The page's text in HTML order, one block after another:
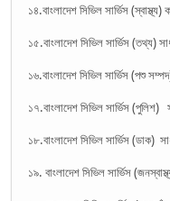
১৪.বাংলাদেশ সিভিল সার্ভিস (স্বাস্থ্য)
১৫.বাংলাদেশ সিভিল সার্ভিস (তথ্য)
১৬.বাংলাদেশ সিভিল সার্ভিস (পশু
১৭.বাংলাদেশ সিভিল সার্ভিস (পুলিশ)
১৮.বাংলাদেশ সিভিল সার্ভিস (ডাক)
১৯. বাংলাদেশ সিভিল সার্ভিস